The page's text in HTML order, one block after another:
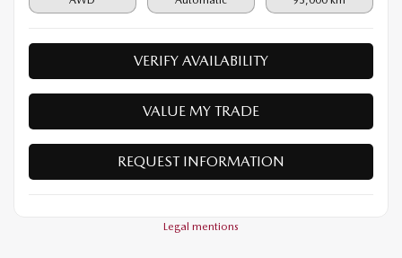
VERIFY AVAILABILITY
VALUE MY TRADE
REQUEST INFORMATION
Legal mentions